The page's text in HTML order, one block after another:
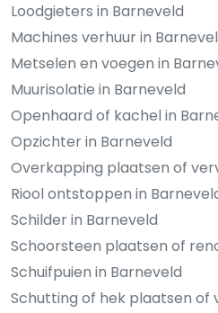
Loodgieters in Barneveld
Machines verhuur in
Metselen en voegen in
Muurisolatie in Barneveld
Openhaard of kachel in
Opzichter in Barneveld
Overkapping plaatsen of
Riool ontstoppen in
Schilder in Barneveld
Schoorsteen plaatsen of
Schuifpuien in Barneveld
Schutting of hek plaatsen of